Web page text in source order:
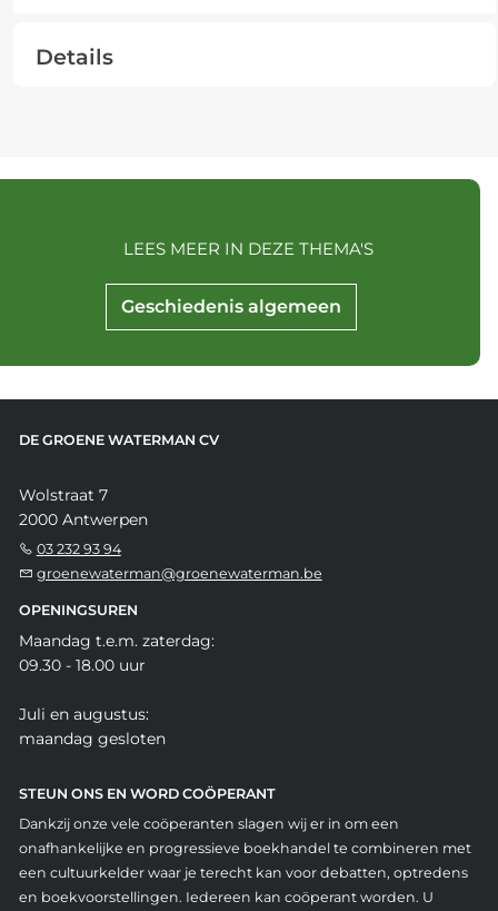
Details
Geschiedenis algemeen
LEES MEER IN DEZE THEMA'S
DE GROENE WATERMAN CV
Wolstraat 7
2000 Antwerpen
03 232 93 94
groenewaterman@groenewaterman.be
OPENINGSUREN
Maandag t.e.m. zaterdag:
09.30 - 18.00 uur
Juli en augustus:
maandag gesloten
STEUN ONS EN WORD COÖPERANT
Dankzij onze vele coöperanten slagen wij er in om een
onafhankelijke en progressieve boekhandel te combineren met
een cultuurkelder waar je terecht kan voor debatten, optredens
en boekvoorstellingen. Iedereen kan coöperant worden. U